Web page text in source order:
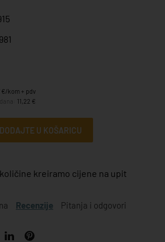
€/kom + pdv
11,22 €
DODAJTE U KOŠARICU
kreiramo cijene na upit
Recenzije Pitanja i odgovori